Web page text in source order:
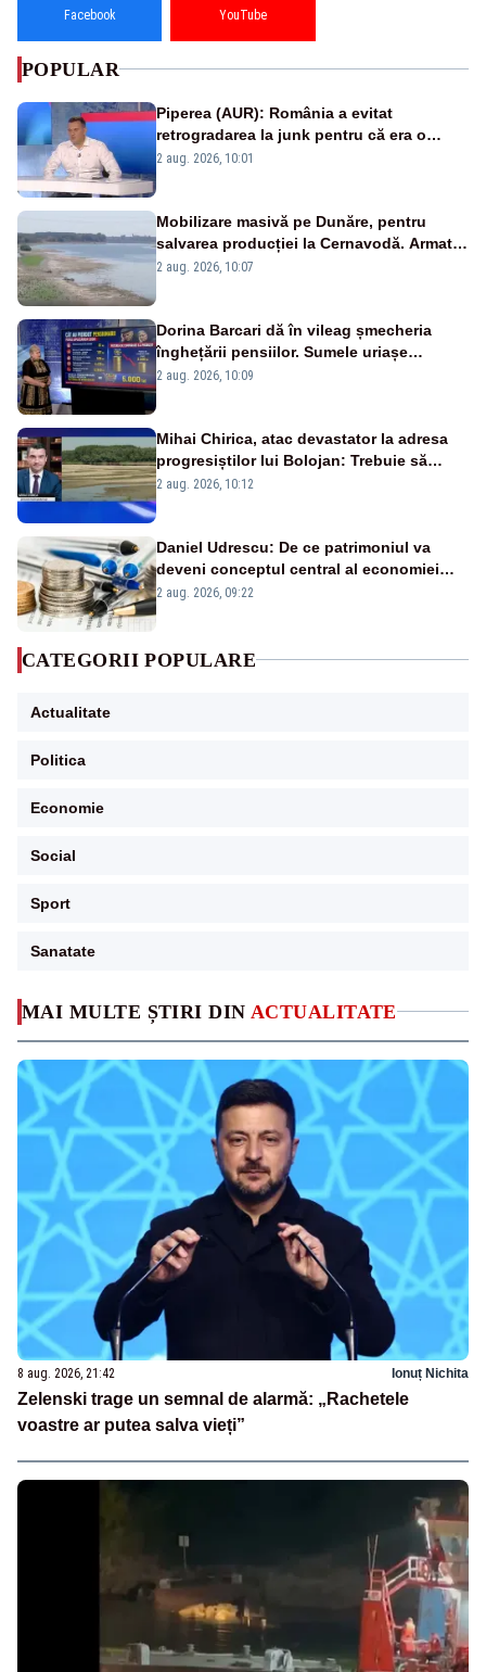
MAI MULTE ȘTIRI DIN ACTUALITATE
8 aug. 2026, 21:42 Ionuț Nichita
Zelenski trage un semnal de alarmă: „Rachetele
voastre ar putea salva vieți”
Facebook YouTube
POPULAR
Piperea (AUR): România a evitat
retrogradarea la junk pentru că era o
catastrofă pentru bănci și fondurile de
2 aug. 2026, 10:01
Mobilizare masivă pe Dunăre, pentru
salvarea producției la Cernavodă. Armata
va detona o stâncă și va devia apa
2 aug. 2026, 10:07
Dorina Barcari dă în vileag șmecheria
înghețării pensiilor. Sumele uriașe
pierdute de fiecare român
2 aug. 2026, 10:09
Mihai Chirica, atac devastator la adresa
progresiștilor lui Bolojan: Trebuie să
protejăm și natura, dar nu șținem omaneii
2 aug. 2026, 10:12
Daniel Udrescu: De ce patrimoniul va
deveni conceptul central al economiei
viitoare?
2 aug. 2026, 09:22
CATEGORII POPULARE
Actualitate
Politica
Economie
Social
Sport
Sanatate